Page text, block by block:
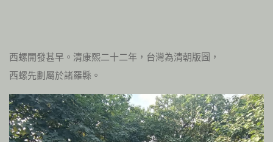
西螺開發甚早。清康熙二十二年，台灣為清朝版圖，
西螺先劃屬於諸羅縣。